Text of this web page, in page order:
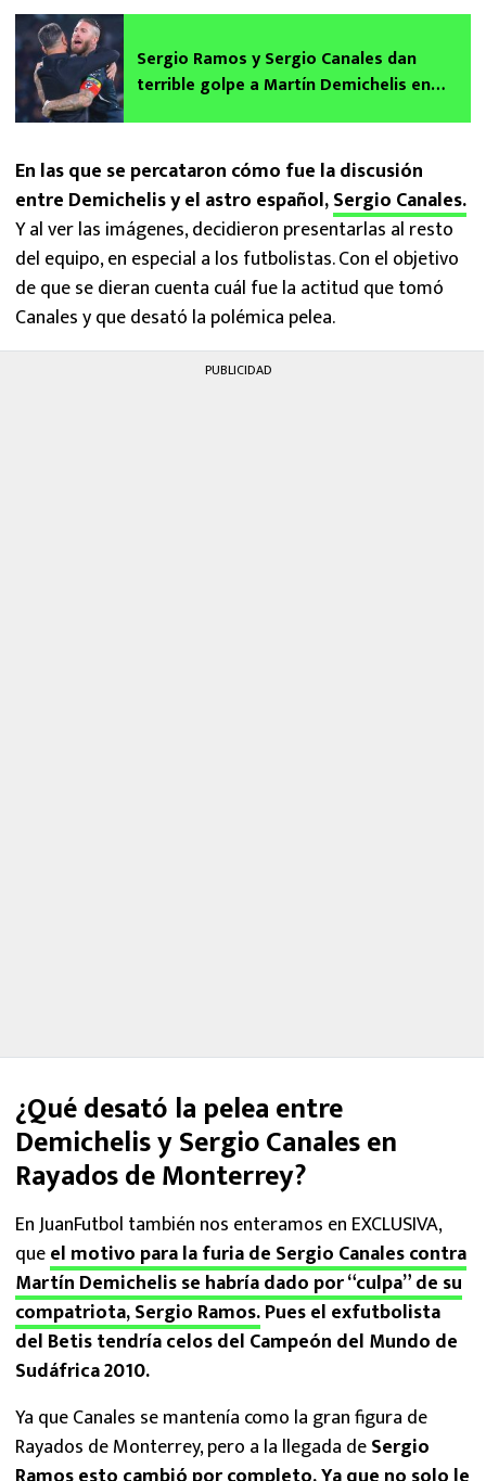
Sergio Ramos y Sergio Canales dan
terrible golpe a Martín Demichelis en
En las que se percataron cómo fue la discusión
entre Demichelis y el astro español,Sergio Canales.
Y al ver las imágenes, decidieron presentarlas al resto
del equipo, en especial a los futbolistas. Con el objetivo
de que se dieran cuenta cuál fue la actitud que tomó
Canales y que desató la polémica pelea.
PUBLICIDAD
¿Qué desató la pelea entre
Demichelis y Sergio Canales en
Rayados de Monterrey?
En JuanFutbol también nos enteramos en EXCLUSIVA,
queel motivo para la furia de Sergio Canales contra
Martín Demichelis se habría dado por “culpa” de su
compatriota, Sergio Ramos.Pues el exfutbolista
del Betis tendría celos del Campeón del Mundo de
Sudáfrica 2010.
Ya que Canales se mantenía como la gran figura de
Rayados de Monterrey, pero a la llegada deSergio